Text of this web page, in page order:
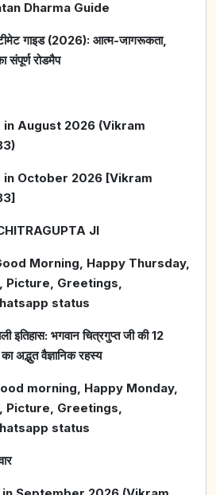
Dharma Guide
गाइड (2026): आत्म-जागरूकता,
संपूर्ण रोडमैप
in August 2026 (Vikram
in October 2026 [Vikram
JI
Morning, Happy Thursday,
Picture, Greetings,
status
इतिहास: भगवान चित्रगुप्त जी की 12
अद्भुत वैज्ञानिक रहस्य
morning, Happy Monday,
Picture, Greetings,
status